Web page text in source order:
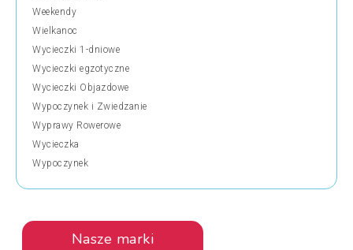
Weekendy
Wielkanoc
Wycieczki 1-dniowe
Wycieczki egzotyczne
Wycieczki Objazdowe
Wypoczynek i Zwiedzanie
Wyprawy Rowerowe
Wycieczka
Wypoczynek
Nasze marki